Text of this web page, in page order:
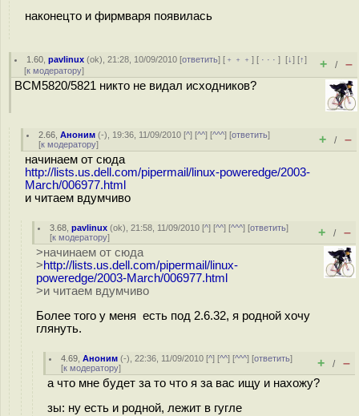
наконецто и фирмваря появилась
1.60 ,pavlinux (ok), 21:28, 10/09/2010 [ответить] [ ﹢﹢﹢] [ · · ·][↓] [↑]
[к модератору] + / –
BCM5820/5821 никто не видал исходников?
2.66 ,Аноним (-), 19:36, 11/09/2010 [^] [^^] [^^^] [ответить]
[к модератору] + / –
начинаем от сюда
http://lists.us.dell.com/pipermail/linux-poweredge/2003-
March/006977.html
и читаем вдумчиво
3.68 ,pavlinux (ok), 21:58, 11/09/2010 [^] [^^] [^^^] [ответить]
[к модератору] + / –
>начинаем от сюда
>http://lists.us.dell.com/pipermail/linux-
poweredge/2003-March/006977.html
>и читаем вдумчиво
Более того у меня есть под 2.6.32, я родной хочу
глянуть.
4.69 ,Аноним (-), 22:36, 11/09/2010 [^] [^^] [^^^] [ответить]
[к модератору] + / –
а что мне будет за то что я за вас ищу и нахожу?
зы: ну есть и родной, лежит в гугле